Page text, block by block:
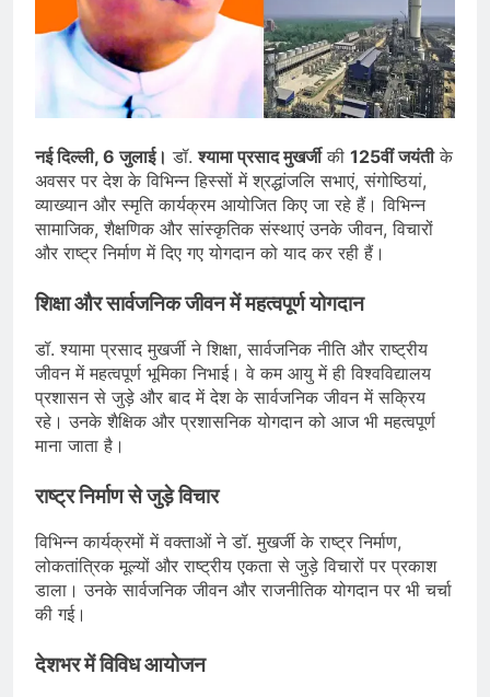
देशभर में विशेष कार्यक्रमों के जरिए भारतीय
बुनकरों और पारंपरिक वस्त्रों को मिलेगा बढ़ावा
August 2, 2026
प्रधानमंत्री नरेंद्र मोदी ने भोगापुरम
अंतरराष्ट्रीय हवाई अड्डे का उद्घाटन किया,
आंध्र प्रदेश में ₹18,000 करोड़ की विकास
परियोजनाओं की शुरुआत
August 2, 2026
Scheme को मंजूरी दी, खेल ढाँचे को मजबूत
करने के लिए ₹36,441 करोड़ का बड़ा
प्रावधान
August 1, 2026
नई दिल्ली, 6 जुलाई। डॉ.श्यामा प्रसाद मुखर्जीकी 125वीं जयंतीके
अवसर पर देश के विभिन्न हिस्सों में श्रद्धांजलि सभाएं, संगोष्ठियां,
व्याख्यान और स्मृति कार्यक्रम आयोजित किए जा रहे हैं। विभिन्न
सामाजिक, शैक्षणिक और सांस्कृतिक संस्थाएं उनके जीवन, विचारों
और राष्ट्र निर्माण में दिए गए योगदान को याद कर रही हैं।
शिक्षा और सार्वजनिक जीवन में महत्वपूर्ण योगदान
डॉ. श्यामा प्रसाद मुखर्जी ने शिक्षा, सार्वजनिक नीति और राष्ट्रीय
जीवन में महत्वपूर्ण भूमिका निभाई। वे कम आयु में ही विश्वविद्यालय
प्रशासन से जुड़े और बाद में देश के सार्वजनिक जीवन में सक्रिय
रहे। उनके शैक्षिक और प्रशासनिक योगदान को आज भी महत्वपूर्ण
माना जाता है।
राष्ट्र निर्माण से जुड़े विचार
विभिन्न कार्यक्रमों में वक्ताओं ने डॉ. मुखर्जी के राष्ट्र निर्माण,
लोकतांत्रिक मूल्यों और राष्ट्रीय एकता से जुड़े विचारों पर प्रकाश
डाला। उनके सार्वजनिक जीवन और राजनीतिक योगदान पर भी चर्चा
की गई।
देशभर में विविध आयोजन